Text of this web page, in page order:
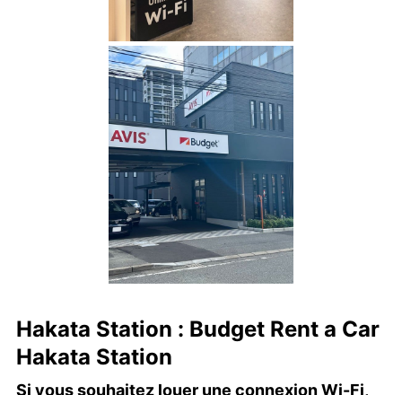
Hakata Station : Budget Rent a Car
Hakata Station
Si vous souhaitez louer une connexion Wi-Fi,